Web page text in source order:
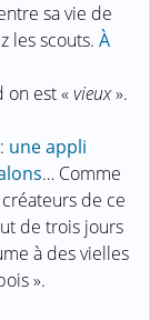
sa vie de
les scouts. À
on est «vieux».
une appli
… Comme
créateurs de ce
de trois jours
à des vielles
».